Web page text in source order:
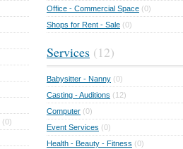
(0)
Office - Commercial Space (0)
Shops for Rent - Sale (0)
Services (12)
Babysitter - Nanny (0)
Casting - Auditions (12)
Computer (0)
Event Services (0)
Health - Beauty - Fitness (0)